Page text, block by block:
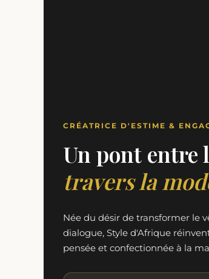
CRÉATRICE D'ESTIME &
Un pont entre
travers la
Née du désir de transformer le
dialogue, Style d'Afrique
pensée et confectionnée à la